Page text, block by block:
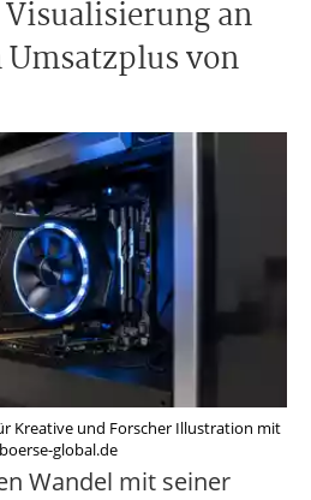
an
von
Kreative und Forscher Illustration mit
global.de
Wandel mit seiner